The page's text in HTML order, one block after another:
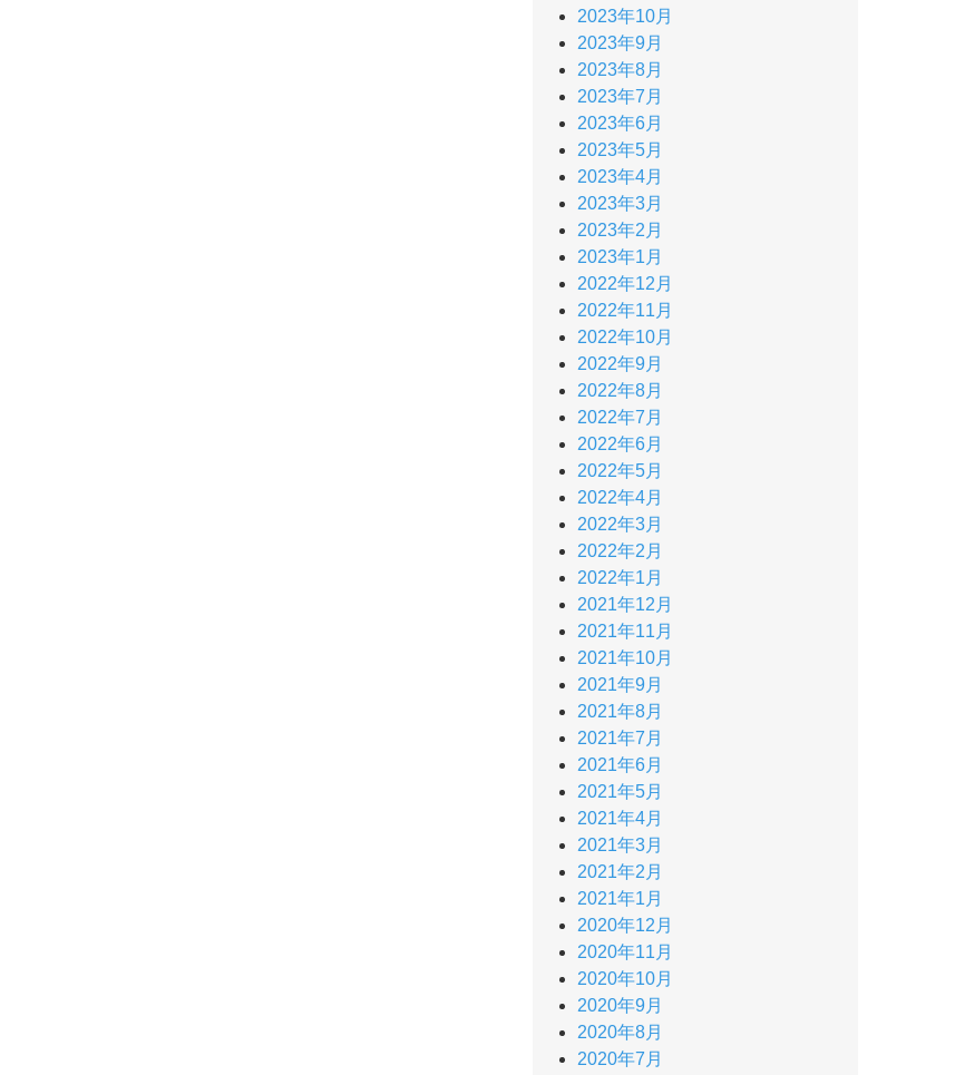
2023年10月
2023年9月
2023年8月
2023年7月
2023年6月
2023年5月
2023年4月
2023年3月
2023年2月
2023年1月
2022年12月
2022年11月
2022年10月
2022年9月
2022年8月
2022年7月
2022年6月
2022年5月
2022年4月
2022年3月
2022年2月
2022年1月
2021年12月
2021年11月
2021年10月
2021年9月
2021年8月
2021年7月
2021年6月
2021年5月
2021年4月
2021年3月
2021年2月
2021年1月
2020年12月
2020年11月
2020年10月
2020年9月
2020年8月
2020年7月